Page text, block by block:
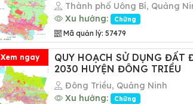
Thành phố Uông Bí, Quảng
Xu hướng:
Chững
Mã quản lý: 57479
Xem ngay
QUY HOẠCH SỬ DỤNG ĐẤT
2030 HUYỆN ĐÔNG TRIỀU
Đông Triều, Quảng Ninh
Xu hướng:
Chững